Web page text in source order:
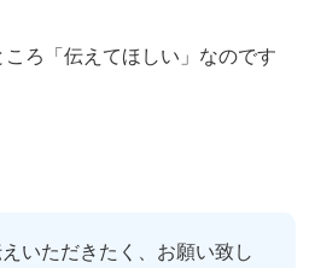
ろ「伝えてほしい」なのです
えいただきたく、お願い致し